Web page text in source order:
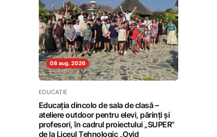
08 aug. 2026
EDUCAȚIE
Educația dincolo de sala de clasă –
ateliere outdoor pentru elevi, părinți și
profesori, în cadrul proiectului „SUPER”
de la Liceul Tehnologic „Ovid